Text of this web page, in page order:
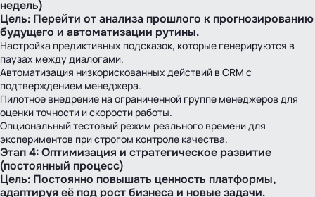
недель)
Цель: Перейти от анализа прошлого к прогнозированию
будущего и автоматизации рутины.
Настройка предиктивных подсказок, которые генерируются в
паузах между диалогами.
Автоматизация низкорискованных действий в CRM с
подтверждением менеджера.
Пилотное внедрение на ограниченной группе менеджеров для
оценки точности и скорости работы.
Опциональный тестовый режим реального времени для
экспериментов при строгом контроле качества.
Этап 4: Оптимизация и стратегическое развитие
(постоянный процесс)
Цель: Постоянно повышать ценность платформы,
адаптируя её под рост бизнеса и новые задачи.